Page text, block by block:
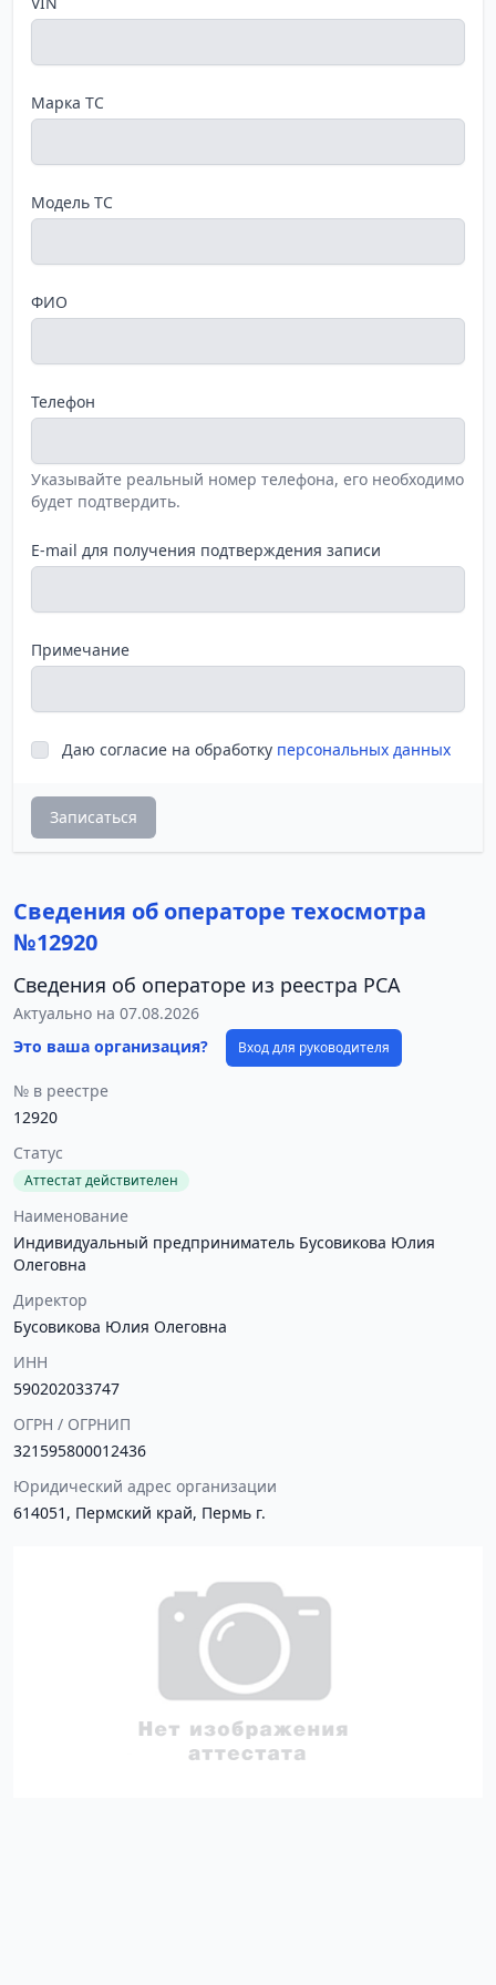
Марка ТС
Модель ТС
ФИО
Телефон
Указывайте реальный номер телефона, его необходимо
будет подтвердить.
E-mail для получения подтверждения записи
Примечание
Даю согласие на обработку персональных данных
Записаться
Сведения об операторе техосмотра
№12920
Сведения об операторе из реестра РСА
Актуально на 07.08.2026
Это ваша организация?
Вход для руководителя
№ в реестре
12920
Статус
Аттестат действителен
Наименование
Индивидуальный предприниматель Бусовикова Юлия
Олеговна
Директор
Бусовикова Юлия Олеговна
ИНН
590202033747
ОГРН / ОГРНИП
321595800012436
Юридический адрес организации
614051, Пермский край, Пермь г.